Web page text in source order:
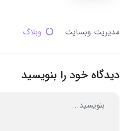
مدیریت وبسایت وبلاگ
دیدگاه خود را بنویسید